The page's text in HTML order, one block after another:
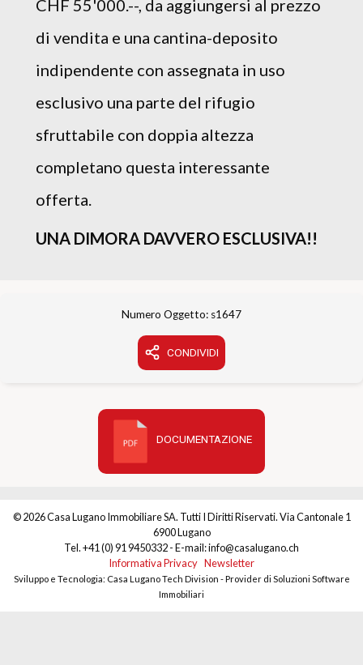
CHF 55'000.--, da aggiungersi al prezzo
di vendita e una cantina-deposito
indipendente con assegnata in uso
esclusivo una parte del rifugio
sfruttabile con doppia altezza
completano questa interessante
offerta.
UNA DIMORA DAVVERO ESCLUSIVA!!
Numero Oggetto: s1647
CONDIVIDI
DOCUMENTAZIONE
© 2026 Casa Lugano Immobiliare SA. Tutti I Diritti Riservati. Via Cantonale 1
6900 Lugano
Tel. +41 (0) 91 9450332 - E-mail: info@casalugano.ch
Informativa Privacy Newsletter
Sviluppo e Tecnologia: Casa Lugano Tech Division - Provider di Soluzioni Software
Immobiliari